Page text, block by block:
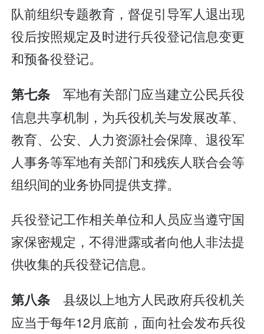
队前组织专题教育，督促引导军人退出现
役后按照规定及时进行兵役登记信息变更
和预备役登记。
第七条军地有关部门应当建立公民兵役
信息共享机制，为兵役机关与发展改革、
教育、公安、人力资源社会保障、退役军
人事务等军地有关部门和残疾人联合会等
组织间的业务协同提供支撑。
兵役登记工作相关单位和人员应当遵守国
家保密规定，不得泄露或者向他人非法提
供收集的兵役登记信息。
第八条县级以上地方人民政府兵役机关
应当于每年12月底前，面向社会发布兵役